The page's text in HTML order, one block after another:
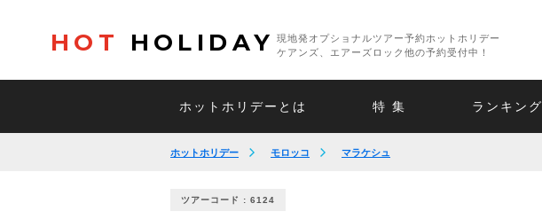
HOT HOLIDAY
現地発オプショナルツアー予約ホットホリデー
ケアンズ、エアーズロック他の予約受付中！
ホットホリデーとは 特 集 ランキング
ホットホリデー モロッコ マラケシュ
ツアーコード : 6124